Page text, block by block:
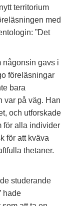
territorium
med
”Det
någonsin gavs i
föreläsningar
bara
var på väg. Han
och utforskade
för alla individer
för att kväva
thetaner.
studerande
hade